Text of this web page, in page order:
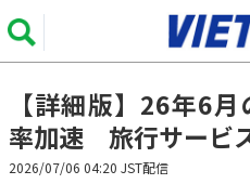
【詳細版】26年6
率加速 旅行サービ
2026/07/06 04:20 JST配信